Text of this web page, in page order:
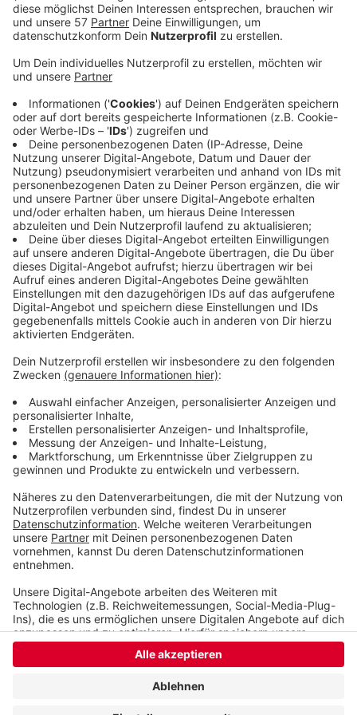
lassen.
Mittwoch, 24.03.2021 03:37
Wir benötigen Ihre
Zustimmung, um den YouTube
Video-Service zu laden!
Wir verwenden einen Service eines
Drittanbieters, um Videoinhalte
einzubetten. Dieser Service kann
Daten zu Ihren Aktivitäten
sammeln. Bitte lesen Sie die
Details durch und stimmen Sie der
Nutzung des Service zu, um dieses
Video anzusehen.
Mehr Informationen
Akzeptieren
Management Platform
Nepomuk findet ein Kaninchen und erlebt wunderbare
Abenteuer.
Anzeige